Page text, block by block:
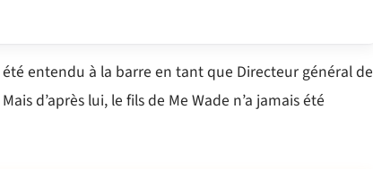
entendu à la barre en tant que Directeur général de
d’après lui, le fils de Me Wade n’a jamais été